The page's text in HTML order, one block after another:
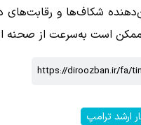
شکاف‌ها و
است به‌سرعت از صحنه
ارشد ترامپ